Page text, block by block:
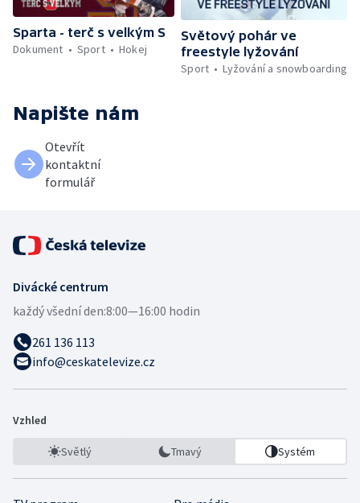
Sparta - terč s velkým S
Dokument
Sport Hokej
Světový pohár ve
freestyle lyžování
Sport
Lyžování a snowboarding
Napište nám
Otevřít
kontaktní
formulář
Divácké centrum
každý všední den:8:00—16:00 hodin
261 136 113
info@ceskatelevize.cz
Vzhled
Světlý Tmavý Systém